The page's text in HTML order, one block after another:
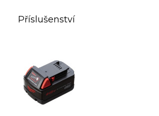
Příslušenství